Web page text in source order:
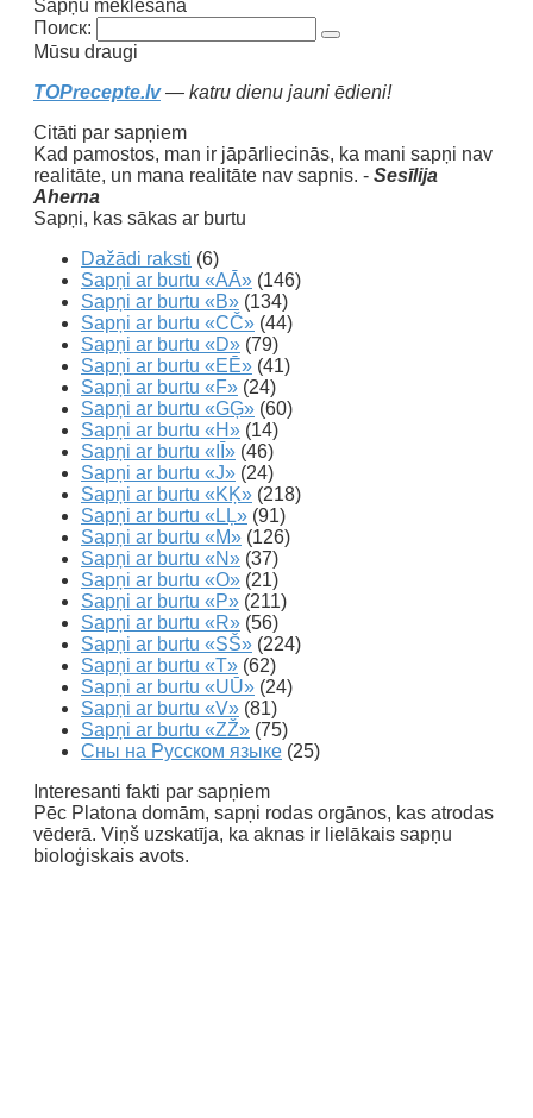
Sapņu meklēšana
Поиск:
Mūsu draugi
TOPrecepte.lv— katru dienu jauni ēdieni!
Citāti par sapņiem
Kad pamostos, man ir jāpārliecinās, ka mani sapņi nav
realitāte, un mana realitāte nav sapnis. - Sesīlija
Aherna
Sapņi, kas sākas ar burtu
Dažādi raksti (6)
Sapņi ar burtu «AĀ» (146)
Sapņi ar burtu «B» (134)
Sapņi ar burtu «CČ» (44)
Sapņi ar burtu «D» (79)
Sapņi ar burtu «EĒ» (41)
Sapņi ar burtu «F» (24)
Sapņi ar burtu «GĢ» (60)
Sapņi ar burtu «H» (14)
Sapņi ar burtu «IĪ» (46)
Sapņi ar burtu «J» (24)
Sapņi ar burtu «KĶ» (218)
Sapņi ar burtu «LĻ» (91)
Sapņi ar burtu «M» (126)
Sapņi ar burtu «N» (37)
Sapņi ar burtu «O» (21)
Sapņi ar burtu «P» (211)
Sapņi ar burtu «R» (56)
Sapņi ar burtu «SŠ» (224)
Sapņi ar burtu «T» (62)
Sapņi ar burtu «UŪ» (24)
Sapņi ar burtu «V» (81)
Sapņi ar burtu «ZŽ» (75)
Сны на Русском языке (25)
Interesanti fakti par sapņiem
Pēc Platona domām, sapņi rodas orgānos, kas atrodas
vēderā. Viņš uzskatīja, ka aknas ir lielākais sapņu
bioloģiskais avots.